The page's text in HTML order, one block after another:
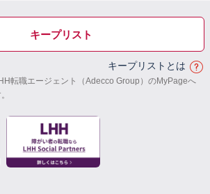
キープリスト
キープリストとは
転職エージェント（Adecco Group）のMyPageへ